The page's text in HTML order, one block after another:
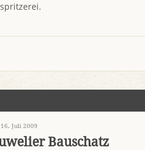
16. Juli 2009
Bauschatz